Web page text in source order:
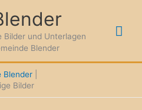
Bilder und Unterlagen
Blender
Blender
Bilder